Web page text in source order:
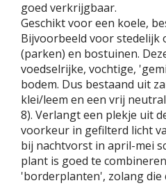
goed verkrijgbaar.
Geschikt voor een koele,
Bijvoorbeeld voor stedelijk
(parken) en bostuinen.
voedselrijke, vochtige,
bodem. Dus bestaand uit
klei/leem en een vrij
8). Verlangt een plekje uit
voorkeur in gefilterd licht
bij nachtvorst in april-mei
plant is goed te
'borderplanten', zolang die